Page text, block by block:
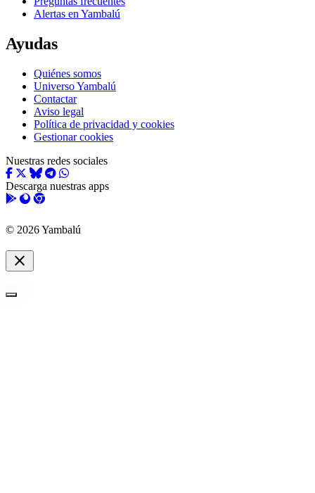
Alertas en Yambalú
Ayudas
Quiénes somos
Universo Yambalú
Contactar
Aviso legal
Política de privacidad y cookies
Gestionar cookies
Nuestras redes sociales
Descarga nuestras apps
© 2026 Yambalú
close